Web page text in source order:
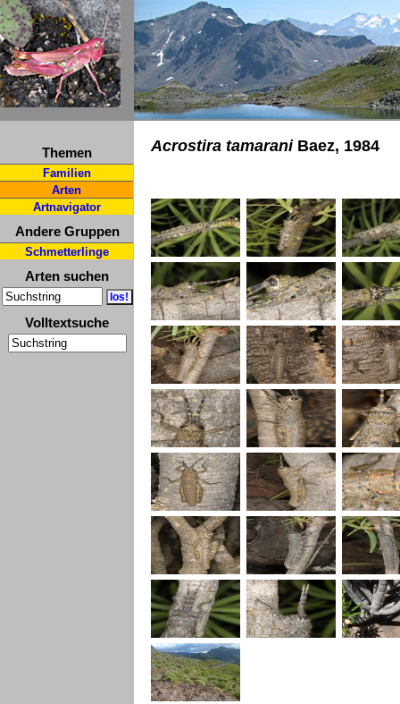
Themen
Familien
Arten
Artnavigator
Andere Gruppen
Schmetterlinge
Arten suchen
Volltextsuche
Acrostira tamaraniBaez, 1984